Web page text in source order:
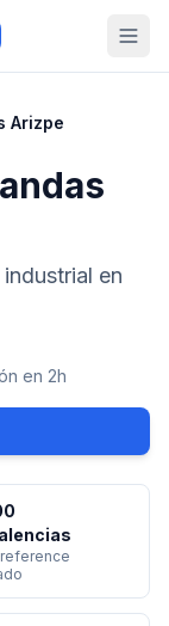
Arizpe
en
en 2h